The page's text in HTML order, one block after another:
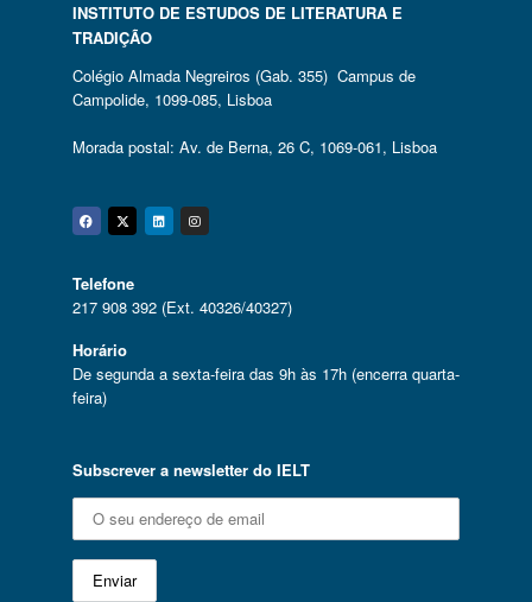
INSTITUTO DE ESTUDOS DE LITERATURA E
TRADIÇÃO
Colégio Almada Negreiros (Gab. 355) Campus de
Campolide, 1099-085, Lisboa
Morada postal: Av. de Berna, 26 C, 1069-061, Lisboa
Facebook
Twitter
Linkedin
Instagram
Telefone
217 908 392 (Ext. 40326/40327)
Horário
De segunda a sexta-feira das 9h às 17h (encerra quarta-
feira)
Subscrever a newsletter do IELT